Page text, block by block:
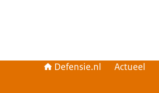
Defensie.nl Actueel